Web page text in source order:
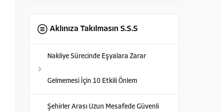
Aklınıza Takılmasın S.S.S
Nakliye Sürecinde Eşyalara Zarar
Gelmemesi İçin 10 Etkili Önlem
Şehirler Arası Uzun Mesafede Güvenli